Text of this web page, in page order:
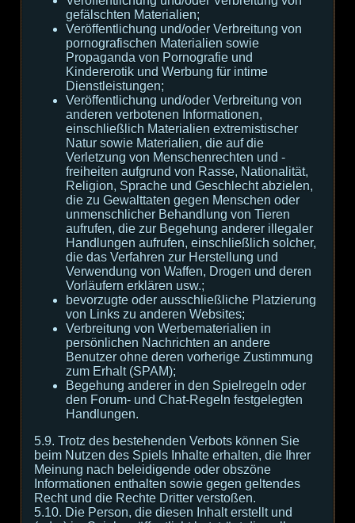
gefälschten Materialien;
Veröffentlichung und/oder Verbreitung von
pornografischen Materialien sowie
Propaganda von Pornografie und
Kindererotik und Werbung für intime
Dienstleistungen;
Veröffentlichung und/oder Verbreitung von
anderen verbotenen Informationen,
einschließlich Materialien extremistischer
Natur sowie Materialien, die auf die
Verletzung von Menschenrechten und -
freiheiten aufgrund von Rasse, Nationalität,
Religion, Sprache und Geschlecht abzielen,
die zu Gewalttaten gegen Menschen oder
unmenschlicher Behandlung von Tieren
aufrufen, die zur Begehung anderer illegaler
Handlungen aufrufen, einschließlich solcher,
die das Verfahren zur Herstellung und
Verwendung von Waffen, Drogen und deren
Vorläufern erklären usw.;
bevorzugte oder ausschließliche Platzierung
von Links zu anderen Websites;
Verbreitung von Werbematerialien in
persönlichen Nachrichten an andere
Benutzer ohne deren vorherige Zustimmung
zum Erhalt (SPAM);
Begehung anderer in den Spielregeln oder
den Forum- und Chat-Regeln festgelegten
Handlungen.
5.9. Trotz des bestehenden Verbots können Sie
beim Nutzen des Spiels Inhalte erhalten, die Ihrer
Meinung nach beleidigende oder obszöne
Informationen enthalten sowie gegen geltendes
Recht und die Rechte Dritter verstoßen.
5.10. Die Person, die diesen Inhalt erstellt und